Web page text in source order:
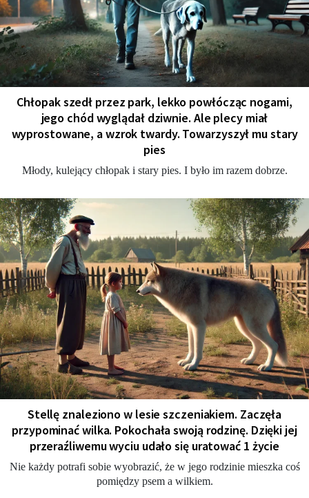
Chłopak szedł przez park, lekko powłócząc nogami,
jego chód wyglądał dziwnie. Ale plecy miał
wyprostowane, a wzrok twardy. Towarzyszył mu stary
pies
Młody, kulejący chłopak i stary pies. I było im razem dobrze.
Stellę znaleziono w lesie szczeniakiem. Zaczęła
przypominać wilka. Pokochała swoją rodzinę. Dzięki jej
przeraźliwemu wyciu udało się uratować 1 życie
Nie każdy potrafi sobie wyobrazić, że w jego rodzinie mieszka coś
pomiędzy psem a wilkiem.